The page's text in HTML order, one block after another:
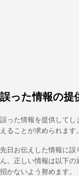
誤った情報の提
誤った情報を提供して
えることが求められます。
先日お伝えした情報に
ん。正しい情報は以下
招かないよう努めます。